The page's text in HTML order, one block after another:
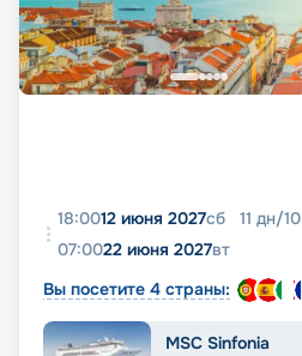
18:0012 июня 2027сб 11 дн/10
07:0022 июня 2027вт
Вы посетите 4 страны:
MSC Sinfonia